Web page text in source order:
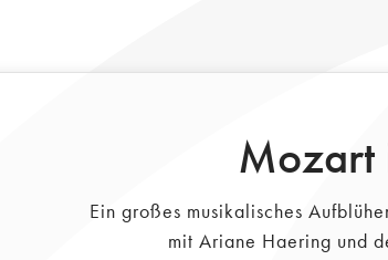
Mozart
Ein großes musikalisches
mit Ariane Haering und